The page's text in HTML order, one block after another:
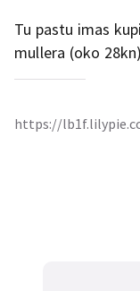
Tu pastu imas
mullera (oko
https://